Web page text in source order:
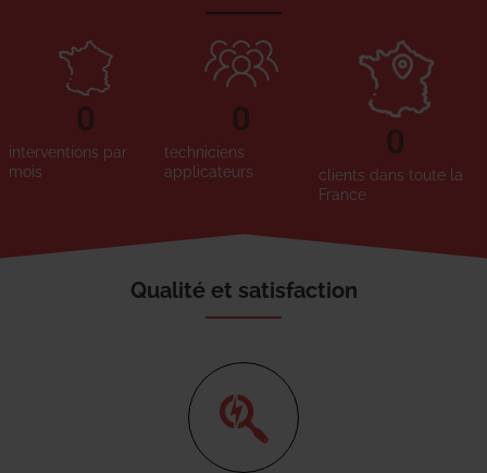
interventions par
mois
0
techniciens
applicateurs
0
clients dans toute la
France
0
Qualité et satisfaction